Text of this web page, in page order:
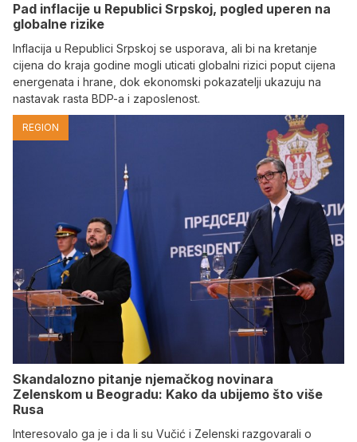
Pad inflacije u Republici Srpskoj, pogled uperen na
globalne rizike
Inflacija u Republici Srpskoj se usporava, ali bi na kretanje
cijena do kraja godine mogli uticati globalni rizici poput cijena
energenata i hrane, dok ekonomski pokazatelji ukazuju na
nastavak rasta BDP-a i zaposlenost.
REGION
Skandalozno pitanje njemačkog novinara
Zelenskom u Beogradu: Kako da ubijemo što više
Rusa
Interesovalo ga je i da li su Vučić i Zelenski razgovarali o